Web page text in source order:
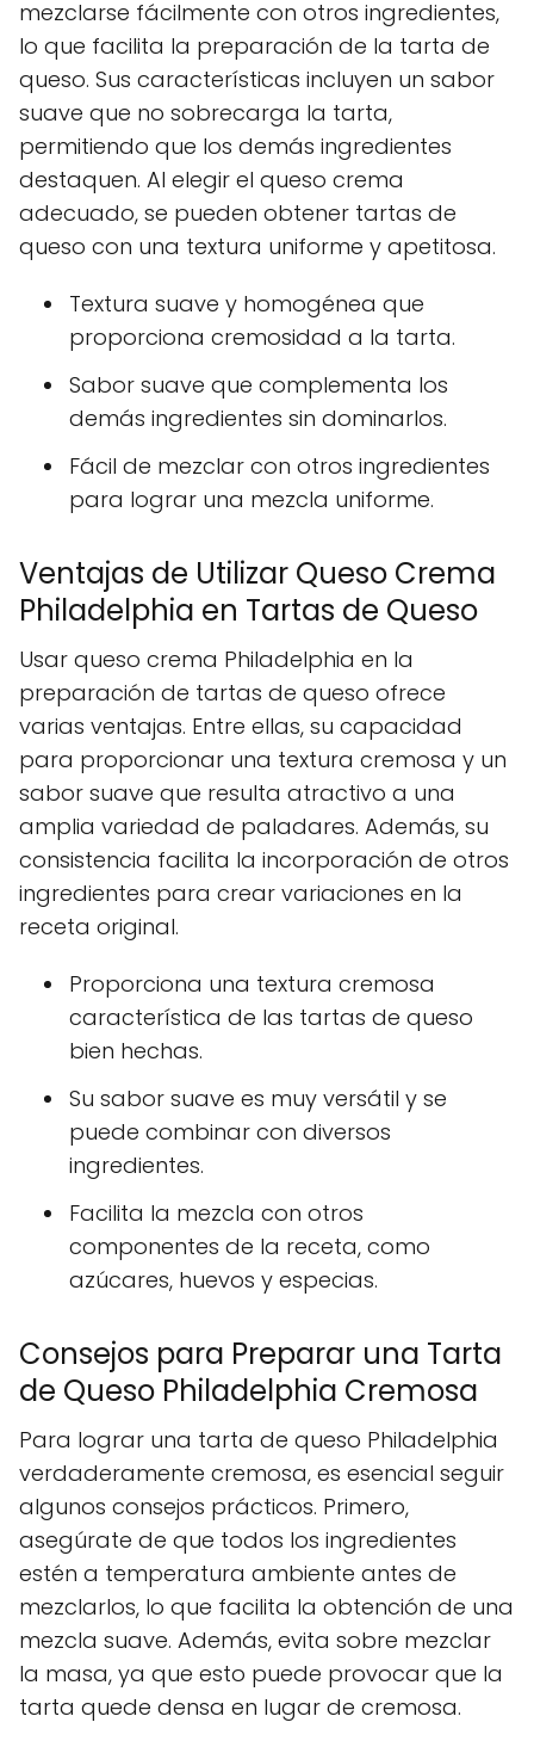
mezclarse fácilmente con otros ingredientes,
lo que facilita la preparación de la tarta de
queso. Sus características incluyen un sabor
suave que no sobrecarga la tarta,
permitiendo que los demás ingredientes
destaquen. Al elegir el queso crema
adecuado, se pueden obtener tartas de
queso con una textura uniforme y apetitosa.
Textura suave y homogénea que
proporciona cremosidad a la tarta.
Sabor suave que complementa los
demás ingredientes sin dominarlos.
Fácil de mezclar con otros ingredientes
para lograr una mezcla uniforme.
Ventajas de Utilizar Queso Crema
Philadelphia en Tartas de Queso
Usar queso crema Philadelphia en la
preparación de tartas de queso ofrece
varias ventajas. Entre ellas, su capacidad
para proporcionar una textura cremosa y un
sabor suave que resulta atractivo a una
amplia variedad de paladares. Además, su
consistencia facilita la incorporación de otros
ingredientes para crear variaciones en la
receta original.
Proporciona una textura cremosa
característica de las tartas de queso
bien hechas.
Su sabor suave es muy versátil y se
puede combinar con diversos
ingredientes.
Facilita la mezcla con otros
componentes de la receta, como
azúcares, huevos y especias.
Consejos para Preparar una Tarta
de Queso Philadelphia Cremosa
Para lograr una tarta de queso Philadelphia
verdaderamente cremosa, es esencial seguir
algunos consejos prácticos. Primero,
asegúrate de que todos los ingredientes
estén a temperatura ambiente antes de
mezclarlos, lo que facilita la obtención de una
mezcla suave. Además, evita sobre mezclar
la masa, ya que esto puede provocar que la
tarta quede densa en lugar de cremosa.